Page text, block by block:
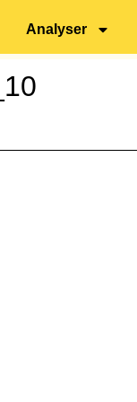
Analyser